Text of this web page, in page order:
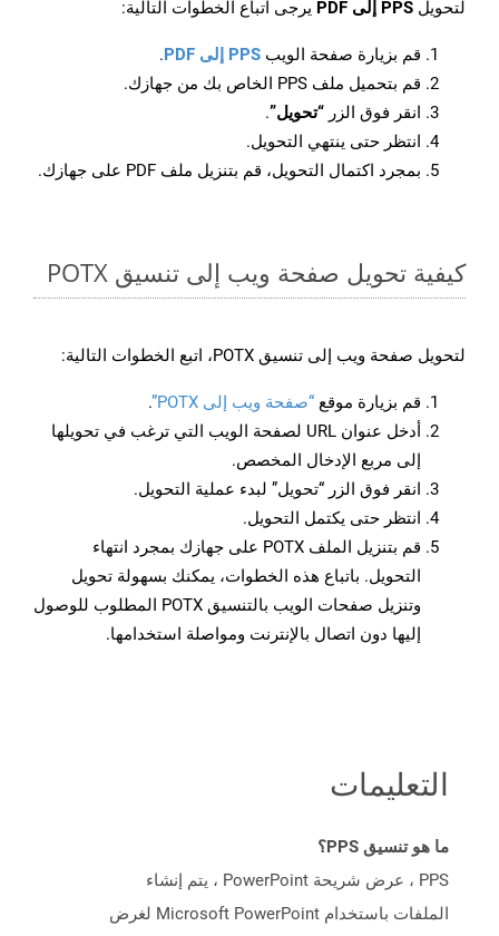
لتحويل PPS إلى PDF يرجى اتباع الخطوات التالية:
قم بزيارة صفحة الويب PPS إلى PDF
.
قم بتحميل ملف PPS الخاص بك من جهازك.
انقر فوق الزر “تحويل”.
انتظر حتى ينتهي التحويل.
بمجرد اكتمال التحويل، قم بتنزيل ملف PDF على جهازك.
كيفية تحويل صفحة ويب إلى تنسيق POTX
لتحويل صفحة ويب إلى تنسيق POTX، اتبع الخطوات التالية:
قم بزيارة موقع “صفحة ويب إلى POTX”
.
أدخل عنوان URL لصفحة الويب التي ترغب في تحويلها
إلى مربع الإدخال المخصص.
انقر فوق الزر “تحويل” لبدء عملية التحويل.
انتظر حتى يكتمل التحويل.
قم بتنزيل الملف POTX على جهازك بمجرد انتهاء
التحويل. باتباع هذه الخطوات، يمكنك بسهولة تحويل
وتنزيل صفحات الويب بالتنسيق POTX المطلوب للوصول
إليها دون اتصال بالإنترنت ومواصلة استخدامها.
التعليمات
ما هو تنسيق PPS؟
PPS ، عرض شريحة PowerPoint ، يتم إنشاء
الملفات باستخدام Microsoft PowerPoint لغرض